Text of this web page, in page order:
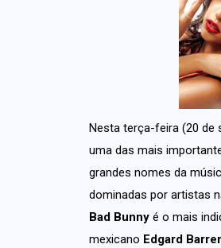
Nesta terça-feira (20
uma das mais
grandes nomes da
dominadas por artistas
Bad Bunny é o mais
mexicano Edgard